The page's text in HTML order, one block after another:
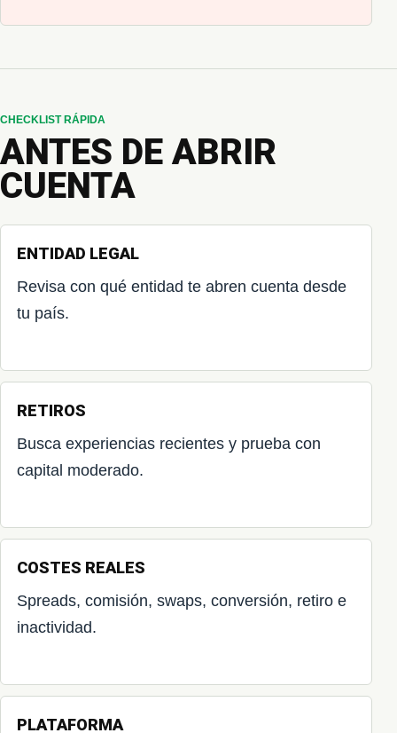
CHECKLIST RÁPIDA
ANTES DE ABRIR
CUENTA
ENTIDAD LEGAL
Revisa con qué entidad te abren cuenta desde
tu país.
RETIROS
Busca experiencias recientes y prueba con
capital moderado.
COSTES REALES
Spreads, comisión, swaps, conversión, retiro e
inactividad.
PLATAFORMA